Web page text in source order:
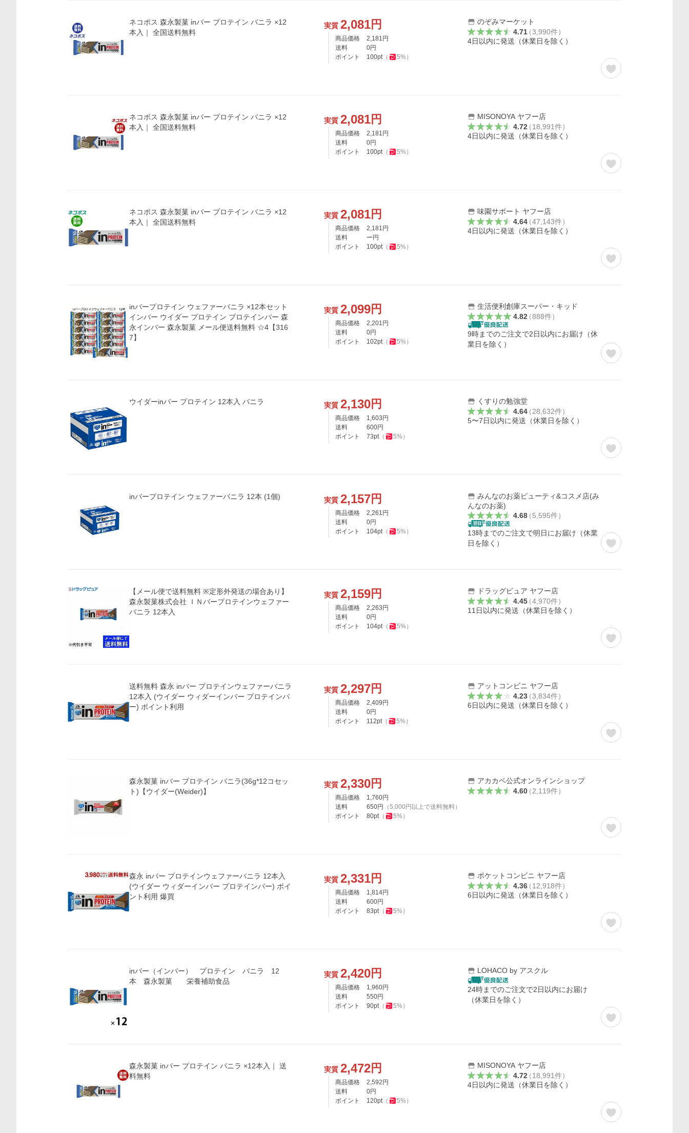
ネコポス 森永製菓 inバー プロテイン バニラ ×12
本入｜ 全国送料無料
実質 2,081円
商品価格 2,181 円
送料
0円
ポイント
100pt（ 5%）
のぞみマーケット
4.71（3,990件）
4日以内に発送（休業日を除く）
ネコポス 森永製菓 inバー プロテイン バニラ ×12
本入｜ 全国送料無料
実質 2,081円
商品価格 2,181 円
送料
0円
ポイント
100pt（ 5%）
MISONOYA ヤフー店
4.72（18,991件）
4日以内に発送（休業日を除く）
ネコポス 森永製菓 inバー プロテイン バニラ ×12
本入｜ 全国送料無料
実質 2,081円
商品価格 2,181 円
送料
ー円
ポイント
100pt（ 5%）
味園サポート ヤフー店
4.64（47,143件）
4日以内に発送（休業日を除く）
inバープロテイン ウェファーバニラ ×12本セット
インバー ウイダー プロテイン プロテインバー 森
永インバー 森永製菓 メール便送料無料 ☆4【316
7】
実質 2,099円
商品価格 2,201 円
送料
0円
ポイント
102pt（ 5%）
生活便利創庫スーパー・キッド
4.82（888件）
9時までのご注文で2日以内にお届け（休
業日を除く）
ウイダーinバー プロテイン 12本入 バニラ 実質 2,130円
商品価格 1,603 円
送料
600円
ポイント
73pt（ 5%）
くすりの勉強堂
4.64（28,632件）
5〜7日以内に発送（休業日を除く）
inバープロテイン ウェファーバニラ 12本 (1個) 実質 2,157円
商品価格 2,261 円
送料
0円
ポイント
104pt（ 5%）
みんなのお薬ビューティ&コスメ店(み
んなのお薬)
4.68（5,595件）
13時までのご注文で明日にお届け（休業
日を除く）
【メール便で送料無料 ※定形外発送の場合あり】
森永製菓株式会社 ＩＮバープロテインウェファー
バニラ 12本入
実質 2,159円
商品価格 2,263 円
送料
0円
ポイント
104pt（ 5%）
ドラッグピュア ヤフー店
4.45（4,970件）
11日以内に発送（休業日を除く）
送料無料 森永 inバー プロテインウェファーバニラ
12本入 (ウイダー ウィダーインバー プロテインバ
ー) ポイント利用
実質 2,297円
商品価格 2,409 円
送料
0円
ポイント
112pt（ 5%）
アットコンビニ ヤフー店
4.23（3,834件）
6日以内に発送（休業日を除く）
森永製菓 inバー プロテイン バニラ(36g*12コセッ
ト)【ウイダー(Weider)】
実質 2,330円
商品価格 1,760円
送料
650円 （5,000 円以上で送料無料）
ポイント
80pt（ 5%）
アカカベ公式オンラインショップ
4.60（2,119件）
森永 inバー プロテインウェファーバニラ 12本入
(ウイダー ウィダーインバー プロテインバー) ポイ
ント利用 爆買
実質 2,331円
商品価格 1,814円
送料
600円
ポイント
83pt（ 5%）
ポケットコンビニ ヤフー店
4.36（12,918件）
6日以内に発送（休業日を除く）
inバー（インバー） プロテイン バニラ 12
本 森永製菓 栄養補助食品
実質 2,420円
商品価格 1,960円
送料
550円
ポイント
90pt（ 5%）
LOHACO by アスクル
24時までのご注文で2日以内にお届け
（休業日を除く）
森永製菓 inバー プロテイン バニラ ×12本入｜ 送
料無料
実質 2,472円
商品価格 2,592 円
送料
0円
ポイント
120pt（ 5%）
MISONOYA ヤフー店
4.72（18,991件）
4日以内に発送（休業日を除く）